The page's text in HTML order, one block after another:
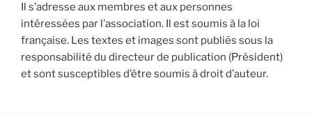
Il s’adresse aux membres et aux personnes
intéressées par l’association. Il est soumis à la loi
française. Les textes et images sont publiés sous la
responsabilité du directeur de publication (Président)
et sont susceptibles d’être soumis à droit d’auteur.